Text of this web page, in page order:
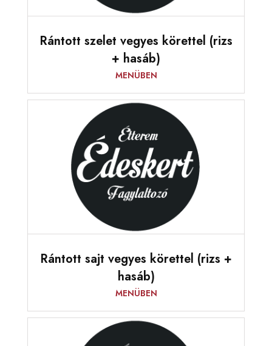
Rántott szelet vegyes körettel (rizs
+ hasáb)
MENÜBEN
Rántott sajt vegyes körettel (rizs +
hasáb)
MENÜBEN